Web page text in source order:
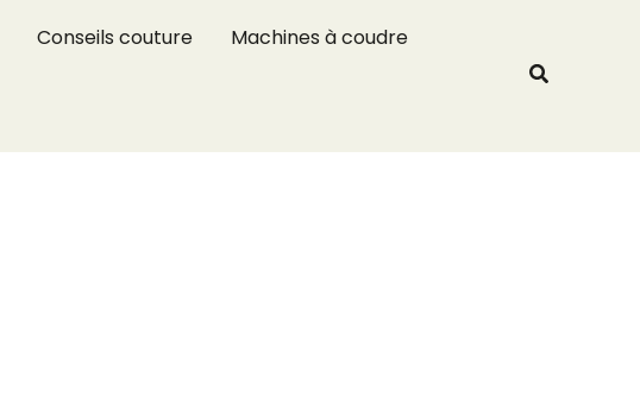
Conseils couture Machines à coudre